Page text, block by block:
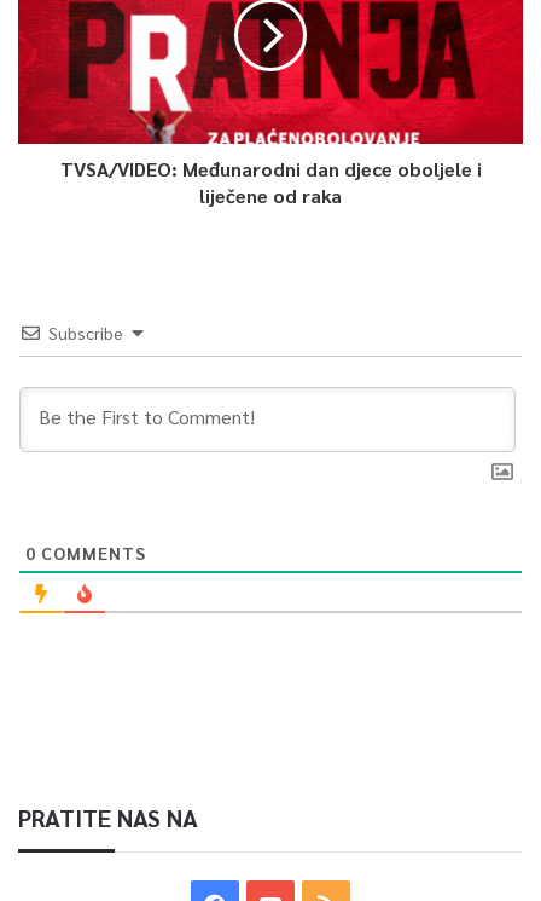
TVSA/VIDEO: Međunarodni dan djece oboljele i
liječene od raka
Subscribe
0 COMMENTS
PRATITE NAS NA